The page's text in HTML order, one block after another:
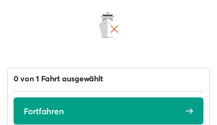
0 von 1 Fahrt ausgewählt
Fortfahren